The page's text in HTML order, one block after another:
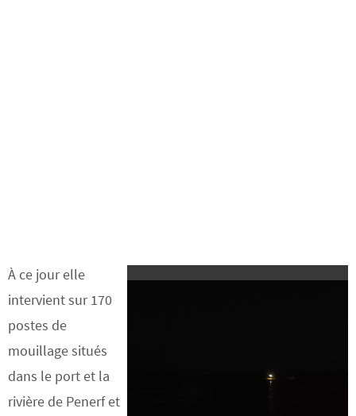
À ce jour elle
intervient sur 170
postes de
mouillage situés
dans le port et la
rivière de Penerf et